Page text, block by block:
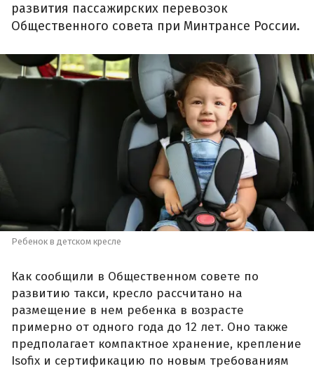
развития пассажирских перевозок
Общественного совета при Минтрансе России.
Ребенок в детском кресле
Как сообщили в Общественном совете по
развитию такси, кресло рассчитано на
размещение в нем ребенка в возрасте
примерно от одного года до 12 лет. Оно также
предполагает компактное хранение, крепление
Isofix и сертификацию по новым требованиям